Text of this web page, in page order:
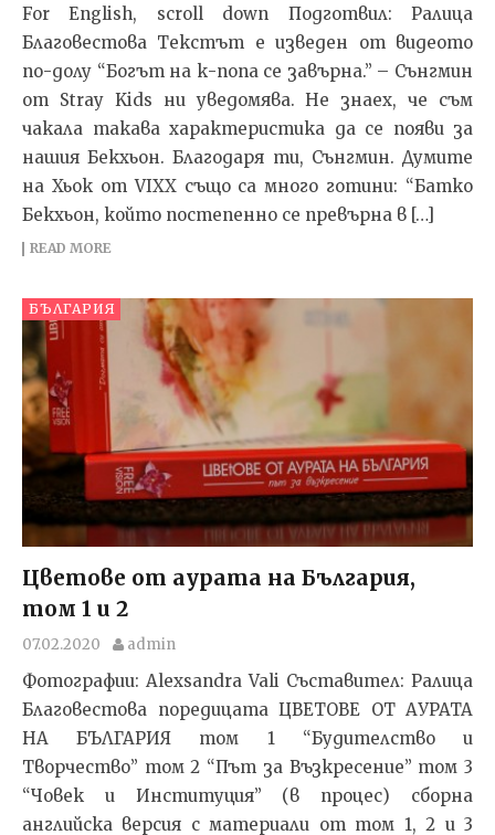
For English, scroll down Подготвил: Ралица
Благовестова Текстът e изведен от видеото
по-долу “Богът на к-попа се завърна.” – Сънгмин
от Stray Kids ни уведомява. Не знаех, че съм
чакала такава характеристика да се появи за
нашия Бекхьон. Благодаря ти, Сънгмин. Думите
на Хьок от VIXX също са много готини: “Батко
Бекхьон, който постепенно се превърна в […]
READ MORE
БЪЛГАРИЯ
Цветове от аурата на България,
том 1 и 2
07.02.2020 admin
Фотографии: Alexsandra Vali Съставител: Ралица
Благовестова поредицата ЦВЕТОВЕ ОТ АУРАТА
НА БЪЛГАРИЯ том 1 “Будителство и
Творчество” том 2 “Път за Възкресение” том 3
“Човек и Институция” (в процес) сборна
английска версия с материали от том 1, 2 и 3